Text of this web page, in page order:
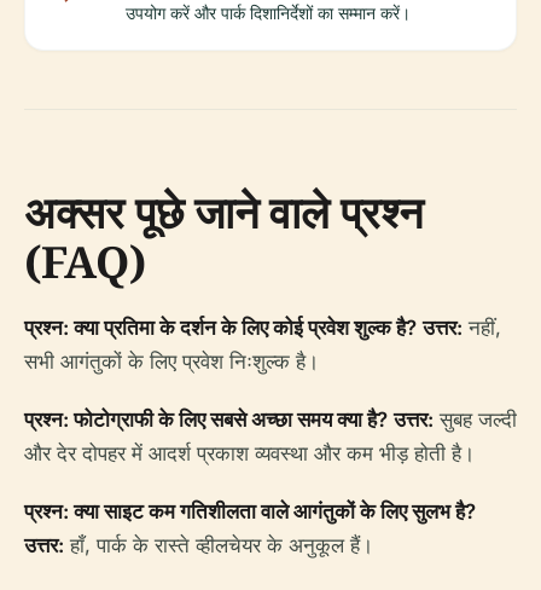
उपयोग करें और पार्क दिशानिर्देशों का सम्मान करें।
अक्सर पूछे जाने वाले प्रश्न
(FAQ)
प्रश्न: क्या प्रतिमा के दर्शन के लिए कोई प्रवेश शुल्क है? उत्तर: नहीं,
सभी आगंतुकों के लिए प्रवेश निःशुल्क है।
प्रश्न: फोटोग्राफी के लिए सबसे अच्छा समय क्या है? उत्तर: सुबह जल्दी
और देर दोपहर में आदर्श प्रकाश व्यवस्था और कम भीड़ होती है।
प्रश्न: क्या साइट कम गतिशीलता वाले आगंतुकों के लिए सुलभ है?
उत्तर: हाँ, पार्क के रास्ते व्हीलचेयर के अनुकूल हैं।